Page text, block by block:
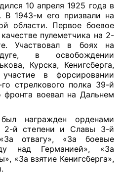
10 апреля 1925 года в
В 1943-м его призвали на
области. Первое боевое
пулеметчика на 2-
Участвовал в боях на
дуге, в освобождении
Курска, Кенигсберга,
в форсировании
стрелкового полка 39-й
фронта воевал на Дальнем
награжден орденами
2-й степени и Славы 3-й
отвагу», «За боевые
над Германией», «За
«За взятие Кенигсберга»,